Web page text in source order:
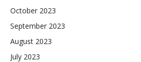
October 2023
September 2023
August 2023
July 2023